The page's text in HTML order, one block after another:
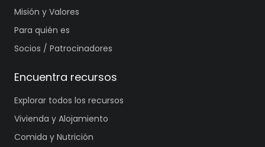
Misión y Valores
Para quién es
Socios / Patrocinadores
Encuentra recursos
Explorar todos los recursos
Vivienda y Alojamiento
Comida y Nutrición